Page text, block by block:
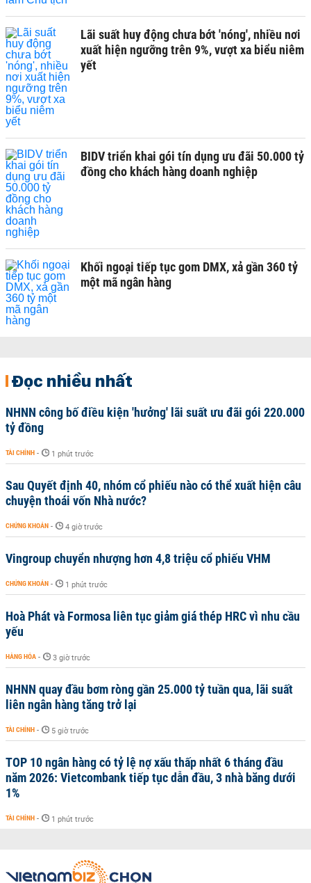
Lãi suất huy động chưa bớt 'nóng', nhiều nơi
xuất hiện ngưỡng trên 9%, vượt xa biểu niêm
yết
BIDV triển khai gói tín dụng ưu đãi 50.000 tỷ
đồng cho khách hàng doanh nghiệp
Khối ngoại tiếp tục gom DMX, xả gần 360 tỷ
một mã ngân hàng
Đọc nhiều nhất
NHNN công bố điều kiện 'hưởng' lãi suất ưu đãi gói 220.000
tỷ đồng
TÀI CHÍNH - 1 phút trước
Sau Quyết định 40, nhóm cổ phiếu nào có thể xuất hiện câu
chuyện thoái vốn Nhà nước?
CHỨNG KHOÁN - 4 giờ trước
Vingroup chuyển nhượng hơn 4,8 triệu cổ phiếu VHM
CHỨNG KHOÁN - 1 phút trước
Hoà Phát và Formosa liên tục giảm giá thép HRC vì nhu cầu
yếu
HÀNG HÓA - 3 giờ trước
NHNN quay đầu bơm ròng gần 25.000 tỷ tuần qua, lãi suất
liên ngân hàng tăng trở lại
TÀI CHÍNH - 5 giờ trước
TOP 10 ngân hàng có tỷ lệ nợ xấu thấp nhất 6 tháng đầu
năm 2026: Vietcombank tiếp tục dẫn đầu, 3 nhà băng dưới
1%
TÀI CHÍNH - 1 phút trước